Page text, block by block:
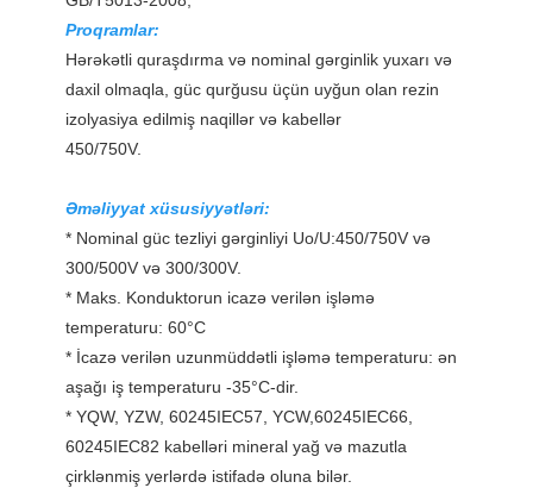
Proqramlar:
Hərəkətli quraşdırma və nominal gərginlik yuxarı və
daxil olmaqla, güc qurğusu üçün uyğun olan rezin
izolyasiya edilmiş naqillər və kabellər
450/750V.
Əməliyyat xüsusiyyətləri:
* Nominal güc tezliyi gərginliyi Uo/U:450/750V və
300/500V və 300/300V.
* Maks. Konduktorun icazə verilən işləmə
temperaturu: 60°C
* İcazə verilən uzunmüddətli işləmə temperaturu: ən
aşağı iş temperaturu -35°C-dir.
* YQW, YZW, 60245IEC57, YCW,60245IEC66,
60245IEC82 kabelləri mineral yağ və mazutla
çirklənmiş yerlərdə istifadə oluna bilər.